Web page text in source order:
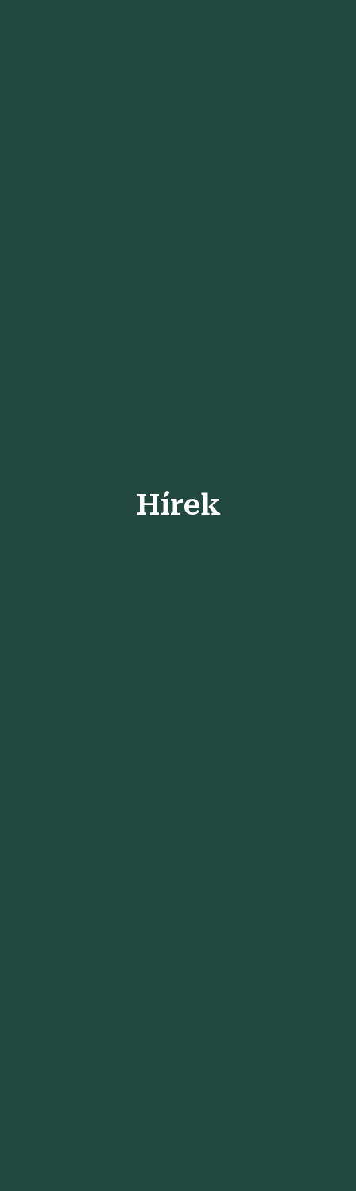
Hírek